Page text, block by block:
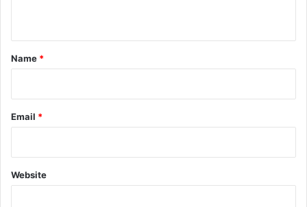
*
Name *
Email *
Website